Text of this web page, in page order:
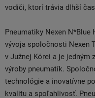
vodiči, ktorí trávia dlhší
Pneumatiky Nexen N*Blue
vývoja spoločnosti Nexen
v Južnej Kórei a je jedným
výroby pneumatík.
technológie a inovatívne
kvalitu a spoľahlivosť.